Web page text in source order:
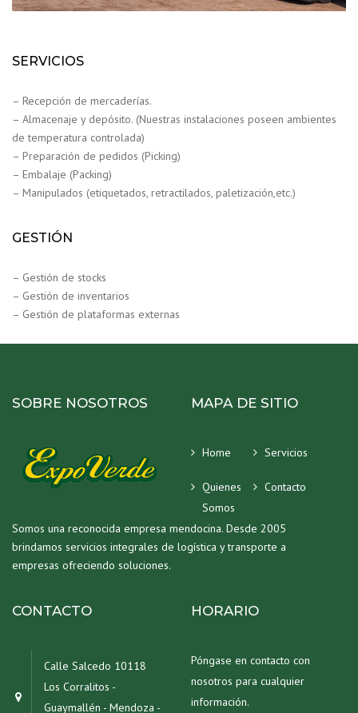
SERVICIOS
– Recepción de mercaderías.
– Almacenaje y depósito. (Nuestras instalaciones poseen ambientes
de temperatura controlada)
– Preparación de pedidos (Picking)
– Embalaje (Packing)
– Manipulados (etiquetados, retractilados, paletización,etc.)
GESTIÓN
– Gestión de stocks
– Gestión de inventarios
– Gestión de plataformas externas
SOBRE NOSOTROS
Somos una reconocida empresa mendocina. Desde 2005
brindamos servicios integrales de logística y transporte a
empresas ofreciendo soluciones.
MAPA DE SITIO
Home Servicios
Quienes
Somos
Contacto
CONTACTO
Calle Salcedo 10118
Los Corralitos -
Guaymallén - Mendoza -
HORARIO
Póngase en contacto con
nosotros para cualquier
información.